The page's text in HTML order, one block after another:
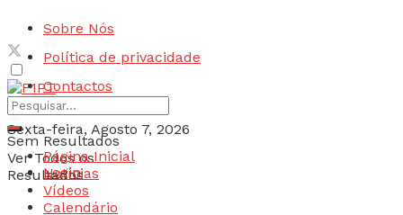
Sobre Nós
Política de privacidade
Contactos
Sexta-feira, Agosto 7, 2026
Login
Sem Resultados
Ver Todos os
Resultados
Página Inicial
Notícias
Vídeos
Calendário